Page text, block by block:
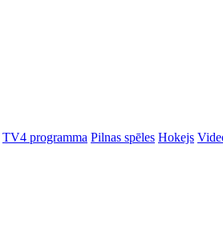
TV4 programma Pilnas spēles Hokejs